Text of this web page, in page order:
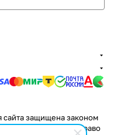
защищена законом
за собой право